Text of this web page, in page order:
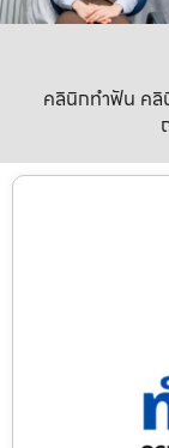
คลินิกทำฟัน ค